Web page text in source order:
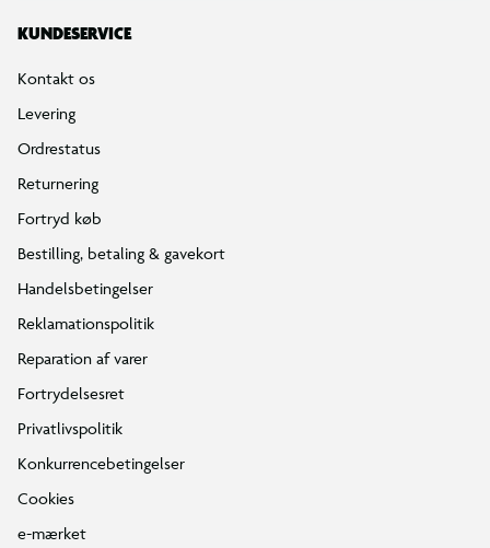
KUNDESERVICE
Kontakt os
Levering
Ordrestatus
Returnering
Fortryd køb
Bestilling, betaling & gavekort
Handelsbetingelser
Reklamationspolitik
Reparation af varer
Fortrydelsesret
Privatlivspolitik
Konkurrencebetingelser
Cookies
e-mærket